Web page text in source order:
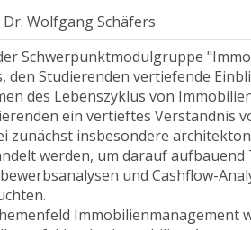
Dr. Wolfgang Schäfers
Schwerpunktmodulgruppe
den Studierenden vertiefende
des Lebenszyklus von
ein vertieftes Verständnis
zunächst insbesondere
werden, um darauf
und Cashflow-
Immobilienmanagement